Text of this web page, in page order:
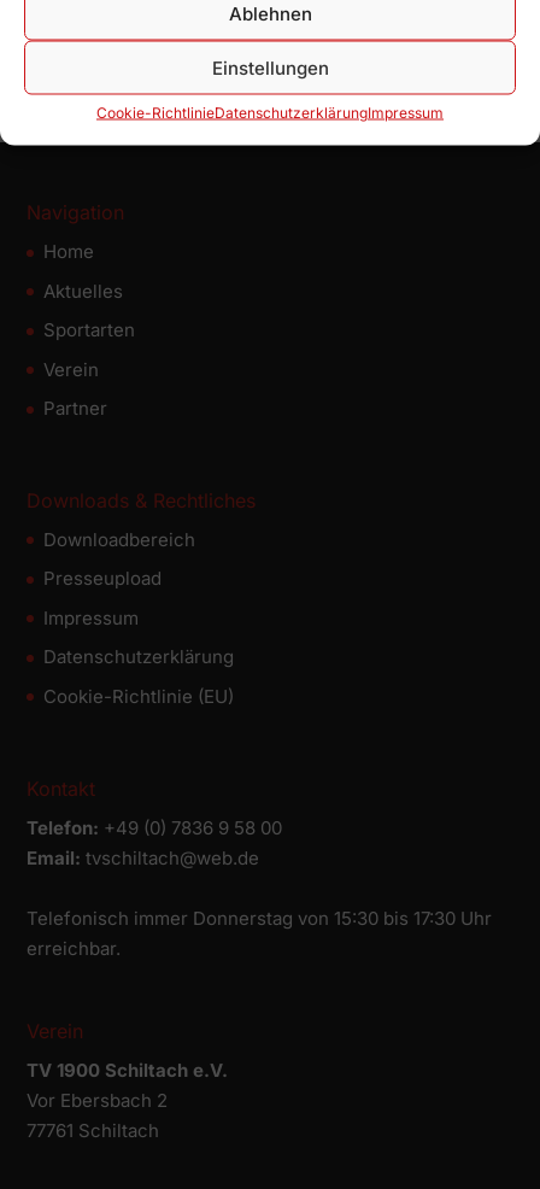
Ablehnen
Einstellungen
Cookie-RichtlinieDatenschutz­erklärungImpressum
28
Navigation
Home
Aktuelles
Sportarten
Verein
Partner
Downloads & Rechtliches
Downloadbereich
Presseupload
Impressum
Datenschutz­erklärung
Cookie-Richtlinie (EU)
Kontakt
Telefon: +49 (0) 7836 9 58 00
Email: tvschiltach@web.de
Telefonisch immer Donnerstag von 15:30 bis 17:30 Uhr
erreichbar.
Verein
TV 1900 Schiltach e.V.
Vor Ebersbach 2
77761 Schiltach